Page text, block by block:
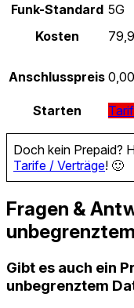
Funk-Standard 5G
Kosten
Anschlusspreis
Starten
Doch kein Prepaid?
Tarife / Verträge! 🙂
Fragen &
Gibt es auch ein
unbegrenztem